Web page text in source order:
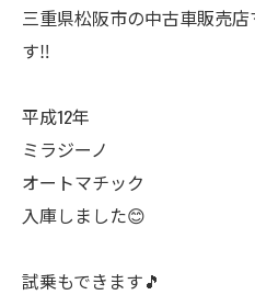
三重県松阪市の中古車販売
す‼️
平成12年
ミラジーノ
オートマチック
入庫しました😊
試乗もできます🎵